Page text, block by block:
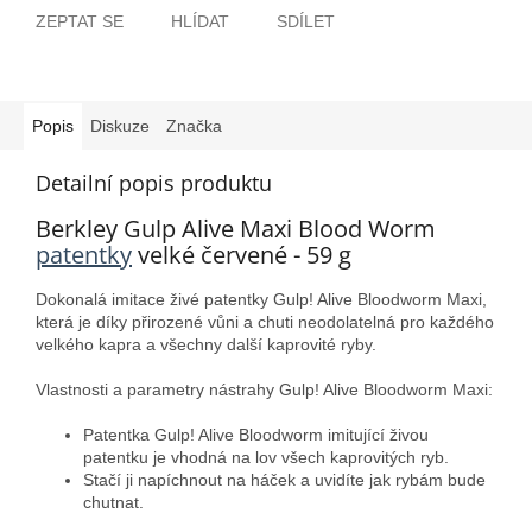
ZEPTAT SE HLÍDAT SDÍLET
Popis Diskuze Značka
Detailní popis produktu
Berkley Gulp Alive Maxi Blood Worm
patentkyvelké červené - 59 g
Dokonalá imitace živé patentky Gulp! Alive Bloodworm Maxi,
která je díky přirozené vůni a chuti neodolatelná pro každého
velkého kapra a všechny další kaprovité ryby.
Vlastnosti a parametry nástrahy Gulp! Alive Bloodworm Maxi:
Patentka Gulp! Alive Bloodworm imitující živou
patentku je vhodná na lov všech kaprovitých ryb.
Stačí ji napíchnout na háček a uvidíte jak rybám bude
chutnat.